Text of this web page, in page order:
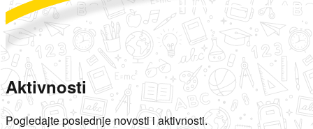
Aktivnosti
Pogledajte poslednje novosti i aktivnosti.